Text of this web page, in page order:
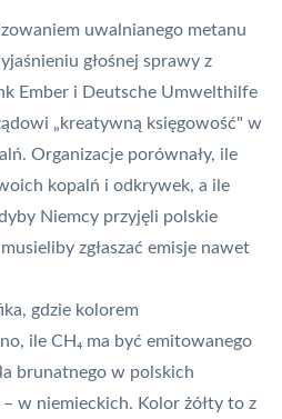
uwalnianego metanu
głośnej sprawy z
Ember i Deutsche Umwelthilfe
„kreatywną księgowość" w
Organizacje porównały, ile
kopalń i odkrywek, a ile
Niemcy przyjęli polskie
zgłaszać emisje nawet
gdzie kolorem
ile CH₄ ma być emitowanego
brunatnego w polskich
w niemieckich. Kolor żółty to z